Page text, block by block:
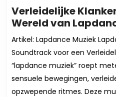
Verleidelijke
Wereld van
Artikel: Lapdance Muziek
Soundtrack voor een
“lapdance muziek” roept
sensuele bewegingen,
opzwepende ritmes. Deze